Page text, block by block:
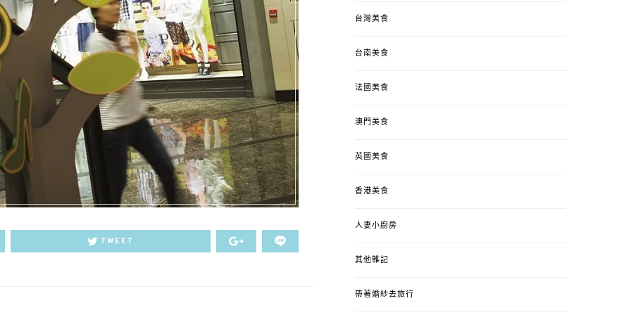
TWEET
台灣美食
台南美食
法國美食
澳門美食
英國美食
香港美食
人妻小廚房
其他雜記
帶著婚紗去旅行